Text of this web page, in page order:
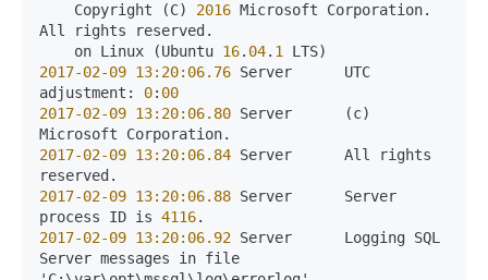
    Copyright (C)
2016 Microsoft Corporation.
All rights reserved.
    on Linux (Ubuntu
16. 04. 1
2017-02-09 13:20:06.76 Server      UTC
adjustment: 0: 00
2017-02-09 13:20:06.80 Server      (c)
2017-02-09 13:20:06.84 Server      All rights
2017-02-09 13:20:06.88 Server      Server
process ID is 4116
2017-02-09 13:20:06.92 Server      Logging SQL
Server messages in file